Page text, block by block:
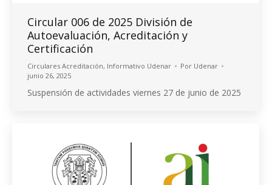
Circular 006 de 2025 División de
Autoevaluación, Acreditación y
Certificación
Circulares Acreditación, Informativo Udenar Por Udenar
junio 26, 2025
Suspensión de actividades viernes 27 de junio de 2025